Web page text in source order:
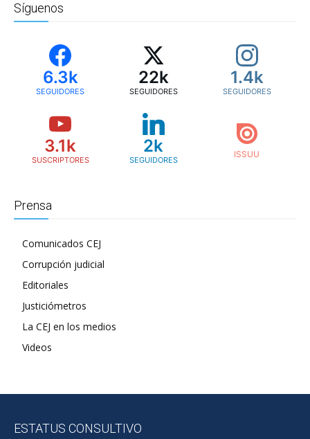
Síguenos
6.3k
SEGUIDORES
22k
SEGUIDORES
1.4k
SEGUIDORES
3.1k
SUSCRIPTORES
2k
SEGUIDORES
Prensa
Comunicados CEJ
Corrupción judicial
Editoriales
Justiciómetros
La CEJ en los medios
Videos
ESTATUS CONSULTIVO